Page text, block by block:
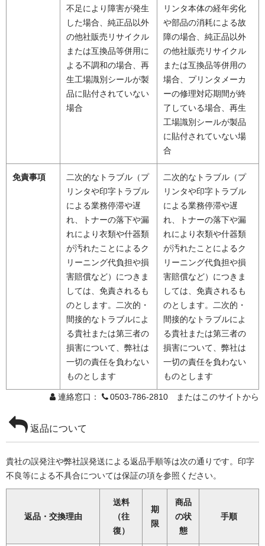
不足により障害が発生
した場合、純正品以外
の他社販売リサイクル
または互換品等併用に
よる不調和の場合、再
生工場識別シールが製
品に貼付されていない
場合
リンタ本体の経年劣化
や部品の消耗による故
障の場合、純正品以外
の他社販売リサイクル
または互換品等併用の
場合、プリンタメーカ
ーの修理対応期間が終
了している場合、再生
工場識別シールが製品
に貼付されていない場
合
免責事項
二次的なトラブル（プ
リンタや印字トラブル
による業務停滞や遅
れ、トナーの落下や漏
れにより衣類や什器類
が汚れたことによるク
リーニング代負担や損
害賠償など）につきま
しては、免責されるも
のとします。二次的・
間接的なトラブルによ
る貴社または第三者の
損害について、弊社は
一切の責任を負わない
ものとします
二次的なトラブル（プ
リンタや印字トラブル
による業務停滞や遅
れ、トナーの落下や漏
れにより衣類や什器類
が汚れたことによるク
リーニング代負担や損
害賠償など）につきま
しては、免責されるも
のとします。二次的・
間接的なトラブルによ
る貴社または第三者の
損害について、弊社は
一切の責任を負わない
ものとします
連絡窓口： 0503-786-2810 またはこのサイトから
返品について
貴社の誤発注や弊社誤発送による返品手順等は次の通りです。印字
不良等による不具合については保証の項を参照ください。
返品・交換理由
送料
（往
復）
期
限
商品
の状
態
手順